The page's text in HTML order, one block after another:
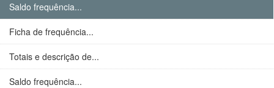
Saldo frequência...
Ficha de frequência...
Totais e descrição de...
Saldo frequência...